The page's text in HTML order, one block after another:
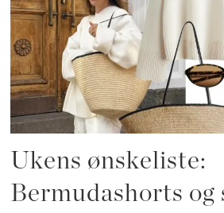
Ukens ønskeliste:
Bermudashorts og